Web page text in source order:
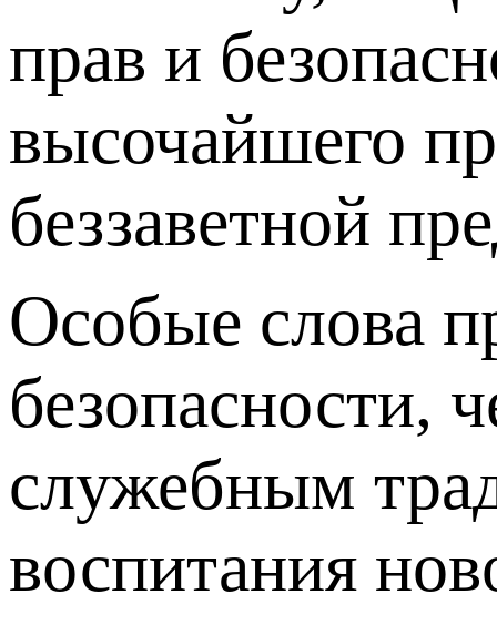
прав и
высочайшего
беззаветной
Особые слова
безопасности,
служебным
воспитания